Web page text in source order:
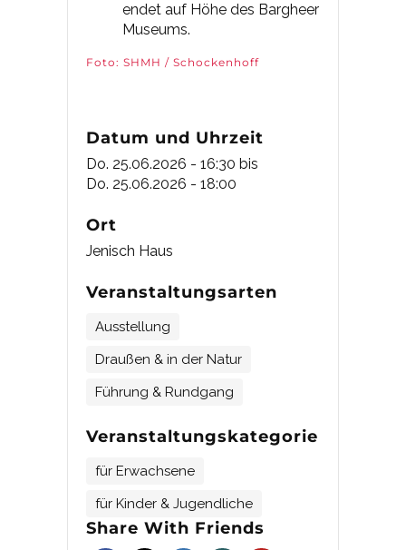
endet auf Höhe des Bargheer
Museums.
Foto: SHMH / Schockenhoff
Datum und Uhrzeit
Do. 25.06.2026 - 16:30 bis
Do. 25.06.2026 - 18:00
Ort
Jenisch Haus
Veranstaltungsarten
Ausstellung
Draußen & in der Natur
Führung & Rundgang
Veranstaltungskategorie
für Erwachsene
für Kinder & Jugendliche
Share With Friends